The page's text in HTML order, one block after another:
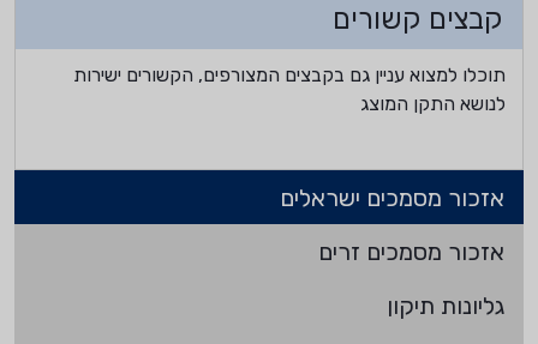
קבצים קשורים
תוכלו למצוא עניין גם בקבצים המצורפים, הקשורים ישירות
לנושא התקן המוצג
אזכור מסמכים ישראלים
אזכור מסמכים זרים
גליונות תיקון